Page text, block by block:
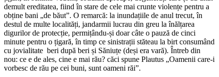
demult ereditatea, fiind în stare de cele mai crunte violențe pentru a
obține bani „de băut”. O remarcă: la inundațiile de anul trecut, în
destul de multe localități, jandarmii lucrau din greu la înălțarea
digurilor de protecție, permițându-și doar câte o pauză de cinci
minute pentru o țigară, în timp ce sinistrații stăteau la birt consumând
cu jovialitate beri după beri și Săniuțe (deși era vară). Întreb din
nou: ce e de ales, cine e mai rău? căci spune Plautus „Oamenii care-i
vorbesc de rău pe cei buni, sunt oameni răi”.